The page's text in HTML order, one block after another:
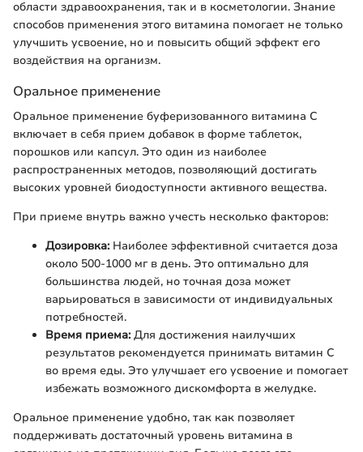
области здравоохранения, так и в косметологии. Знание
способов применения этого витамина помогает не только
улучшить усвоение, но и повысить общий эффект его
воздействия на организм.
Оральное применение
Оральное применение буферизованного витамина C
включает в себя прием добавок в форме таблеток,
порошков или капсул. Это один из наиболее
распространенных методов, позволяющий достигать
высоких уровней биодоступности активного вещества.
При приеме внутрь важно учесть несколько факторов:
Дозировка:Наиболее эффективной считается доза
около 500-1000 мг в день. Это оптимально для
большинства людей, но точная доза может
варьироваться в зависимости от индивидуальных
потребностей.
Время приема:Для достижения наилучших
результатов рекомендуется принимать витамин C
во время еды. Это улучшает его усвоение и помогает
избежать возможного дискомфорта в желудке.
Оральное применение удобно, так как позволяет
поддерживать достаточный уровень витамина в